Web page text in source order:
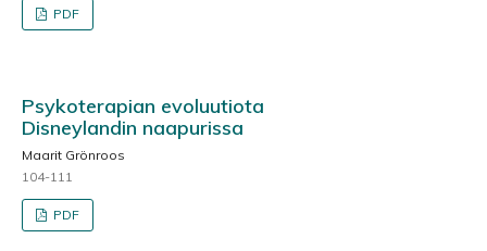
PDF
Psykoterapian evoluutiota
Disneylandin naapurissa
Maarit Grönroos
104-111
PDF